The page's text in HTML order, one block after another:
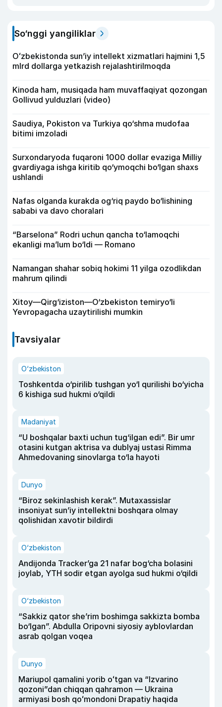
So‘nggi yangiliklar
Oʻzbekistonda sunʼiy intellekt xizmatlari hajmini 1,5
mlrd dollarga yetkazish rejalashtirilmoqda
Kinoda ham, musiqada ham muvaffaqiyat qozongan
Gollivud yulduzlari (video)
Saudiya, Pokiston va Turkiya qo‘shma mudofaa
bitimi imzoladi
Surxondaryoda fuqaroni 1000 dollar evaziga Milliy
gvardiyaga ishga kiritib qo‘ymoqchi bo‘lgan shaxs
ushlandi
Nafas olganda kurakda og‘riq paydo bo‘lishining
sababi va davo choralari
“Barselona” Rodri uchun qancha to‘lamoqchi
ekanligi ma’lum bo‘ldi — Romano
Namangan shahar sobiq hokimi 11 yilga ozodlikdan
mahrum qilindi
Xitoy—Qirg‘iziston—O‘zbekiston temiryo‘li
Yevropagacha uzaytirilishi mumkin
Tavsiyalar
O‘zbekiston
Toshkentda o‘pirilib tushgan yo‘l qurilishi bo‘yicha
6 kishiga sud hukmi o‘qildi
Madaniyat
“U boshqalar baxti uchun tug‘ilgan edi”. Bir umr
otasini kutgan aktrisa va dublyaj ustasi Rimma
Ahmedovaning sinovlarga to‘la hayoti
Dunyo
“Biroz sekinlashish kerak”. Mutaxassislar
insoniyat sun’iy intellektni boshqara olmay
qolishidan xavotir bildirdi
O‘zbekiston
Andijonda Tracker’ga 21 nafar bog‘cha bolasini
joylab, YTH sodir etgan ayolga sud hukmi o‘qildi
O‘zbekiston
“Sakkiz qator she’rim boshimga sakkizta bomba
bo‘lgan”. Abdulla Oripovni siyosiy ayblovlardan
asrab qolgan voqea
Dunyo
Mariupol qamalini yorib oʻtgan va “Izvarino
qozoni”dan chiqqan qahramon — Ukraina
armiyasi bosh qoʻmondoni Drapatiy haqida